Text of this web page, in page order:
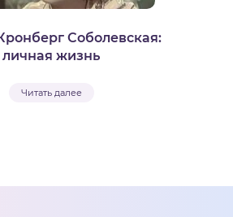
Соболевская:
личная жизнь
Читать далее